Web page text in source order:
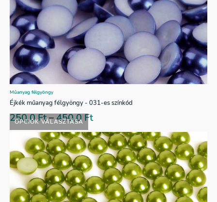
OPCIÓK VÁLASZTÁSA
Műanyag félgyöngy
Éjkék műanyag félgyöngy - 031-es színkód
250,0Ft–450,0Ft